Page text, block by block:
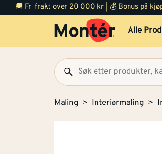
🚚 Fri frakt over 20 000 kr | 💰 Bonus på
Alle
Maling Interiørmaling